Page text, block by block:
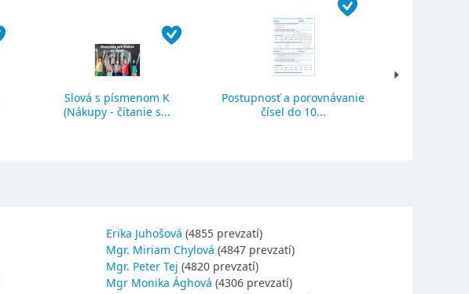
Slová s písmenom K
(Nákupy - čítanie s...
Postupnosť a porovnávanie
čísel do 10...
Erika Juhošová (4855 prevzatí)
Mgr. Miriam Chylová (4847 prevzatí)
Mgr. Peter Tej (4820 prevzatí)
Mgr Monika Ághová (4306 prevzatí)